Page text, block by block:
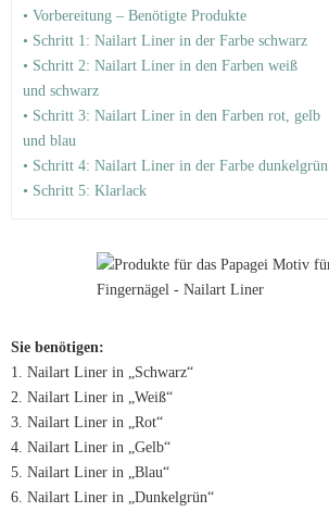
• Vorbereitung – Benötigte Produkte
• Schritt 1: Nailart Liner in der Farbe schwarz
• Schritt 2: Nailart Liner in den Farben weiß
und schwarz
• Schritt 3: Nailart Liner in den Farben rot, gelb
und blau
• Schritt 4: Nailart Liner in der Farbe dunkelgrün
• Schritt 5: Klarlack
Sie benötigen:
1. Nailart Liner in „Schwarz“
2. Nailart Liner in „Weiß“
3. Nailart Liner in „Rot“
4. Nailart Liner in „Gelb“
5. Nailart Liner in „Blau“
6. Nailart Liner in „Dunkelgrün“